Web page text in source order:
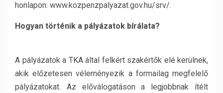
honlapon: www.kozpenzpalyazat.gov.hu/srv/.
Hogyan történik a pályázatok bírálata?
A pályázatok a TKA által felkért szakértők elé kerülnek,
akik előzetesen véleményezik a formailag megfelelő
pályázatokat. Az előválogatáson a legjobbnak ítélt